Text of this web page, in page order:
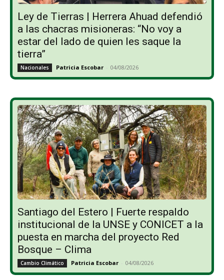
Ley de Tierras | Herrera Ahuad defendió
a las chacras misioneras: “No voy a
estar del lado de quien les saque la
tierra”
Nacionales Patricia Escobar - 04/08/2026
Santiago del Estero | Fuerte respaldo
institucional de la UNSE y CONICET a la
puesta en marcha del proyecto Red
Bosque – Clima
Cambio Climático Patricia Escobar - 04/08/2026